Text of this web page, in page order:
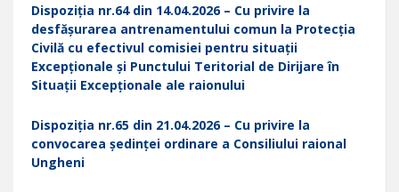
Dispoziția nr.64 din 14.04.2026 – Cu privire la
desfășurarea antrenamentului comun la Protecția
Civilă cu efectivul comisiei pentru situații
Excepționale și Punctului Teritorial de Dirijare în
Situații Excepționale ale raionului
Dispoziția nr.65 din 21.04.2026 – Cu privire la
convocarea ședinței ordinare a Consiliului raional
Ungheni